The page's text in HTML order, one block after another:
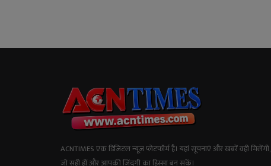
ACNTIMES एक डिजिटल न्यूज प्लेटफॉर्म है। यहां सूचनाएं और खबरें वही मिलेंगी,
जो सही हों और आपकी जिंदगी का हिस्सा बन सकें।